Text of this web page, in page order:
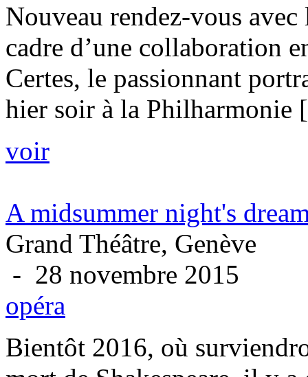
Nouveau rendez-vous
cadre d’une collaboration
Certes, le passionnant
hier soir à la Philharmonie
voir
A midsummer night's
Grand Théâtre, Genève
- 28 novembre 2015
opéra
Bientôt 2016, où